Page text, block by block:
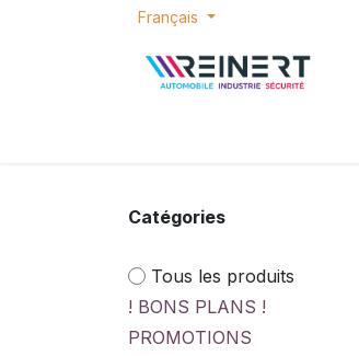
Se rendre au contenu
Français
Catégories
Tous les produits
! BONS PLANS !
PROMOTIONS